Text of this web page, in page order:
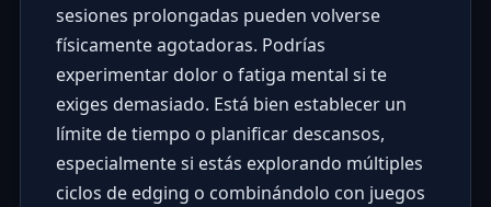
sesiones prolongadas pueden volverse
físicamente agotadoras. Podrías
experimentar dolor o fatiga mental si te
exiges demasiado. Está bien establecer un
límite de tiempo o planificar descansos,
especialmente si estás explorando múltiples
ciclos de edging o combinándolo con juegos